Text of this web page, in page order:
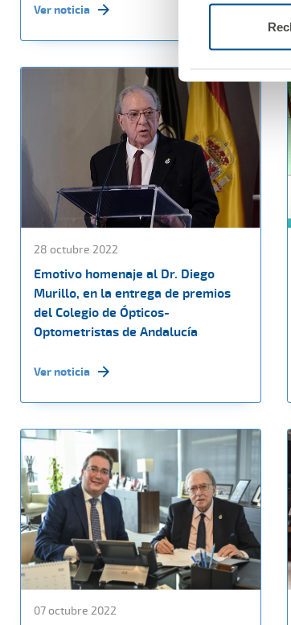
Ver noticia
28 octubre 2022
Emotivo homenaje al Dr. Diego
Murillo, en la entrega de premios
del Colegio de Ópticos-
Optometristas de Andalucía
Ver noticia
07 octubre 2022